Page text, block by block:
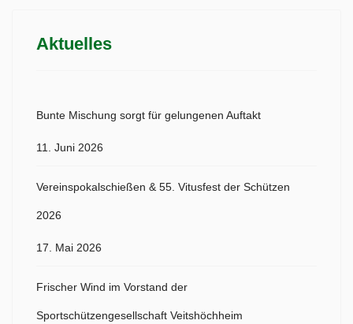
Aktuelles
Bunte Mischung sorgt für gelungenen Auftakt
11. Juni 2026
Vereinspokalschießen & 55. Vitusfest der Schützen
2026
17. Mai 2026
Frischer Wind im Vorstand der
Sportschützengesellschaft Veitshöchheim